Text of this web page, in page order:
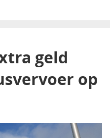
geld
op